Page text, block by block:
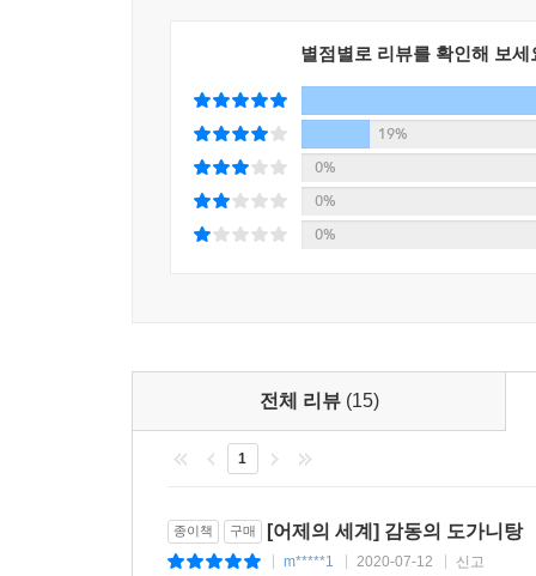
그는 전쟁에 의한 파괴를 더욱 뼈아파했다. “예술
라이너 마리아 릴케
다음 순간 나는 깜짝 놀랐다. 릴케, 군복을 입은
말했다. “외국에 가고 싶어요. 갈 수만 있다면 말이
막심 고리키
불필요하기 때문입니다. 1년이 더 걸리든 덜 걸리
지그문트 프로이트
세상에 없는 것과 마찬가지로, 이 세상에 100%의
별점별로 리뷰를 확인해 보세
19%
0%
0%
0%
전체 리뷰 (15)
1
종이책 구매 [어제의 세계] 감동의 도가니탕
m*****1 2020-07-12 신고